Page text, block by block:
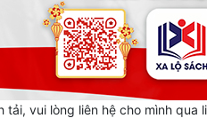
vui lòng liên hệ cho mình qua